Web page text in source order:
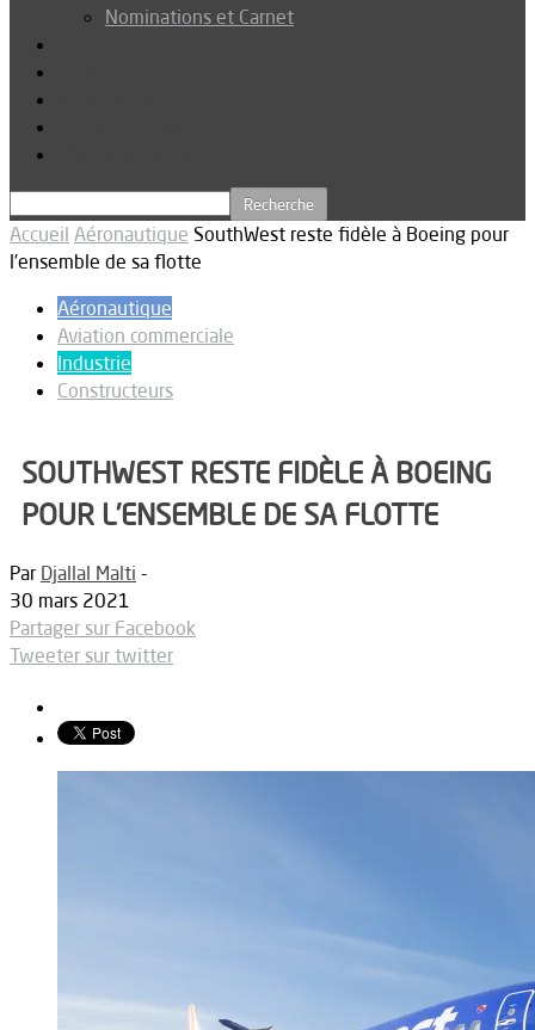
Nominations et Carnet
Accueil Aéronautique SouthWest reste fidèle à Boeing pour
l’ensemble de sa flotte
Aéronautique
Aviation commerciale
Industrie
Constructeurs
SOUTHWEST RESTE FIDÈLE À BOEING
POUR L’ENSEMBLE DE SA FLOTTE
Par Djallal Malti -
30 mars 2021
Partager sur Facebook
Tweeter sur twitter